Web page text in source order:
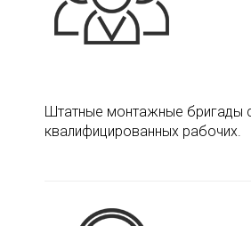
Штатные монтажные бригады
квалифицированных рабочих.